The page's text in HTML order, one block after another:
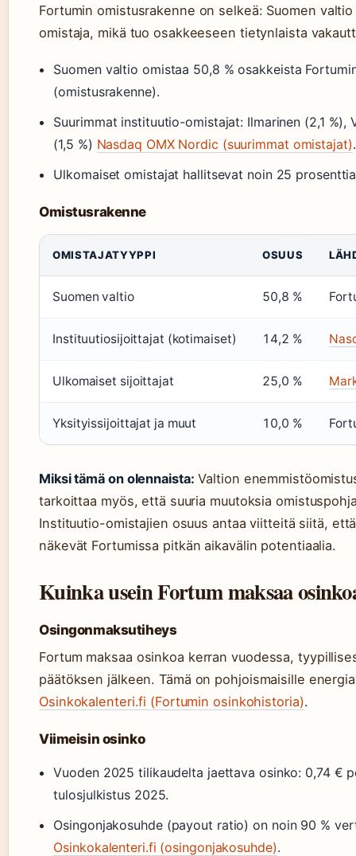
Fortumin omistusrakenne on selkeä: Suomen
omistaja, mikä tuo osakkeeseen tietynlaista
Suomen valtio omistaa 50,8 % osakkeista
(omistusrakenne).
Suurimmat instituutio-omistajat: Ilmarinen (2,1 %),
(1,5 %) Nasdaq OMX Nordic (suurimmat omistajat).
Ulkomaiset omistajat hallitsevat noin 25
Omistusrakenne
OMISTAJATYYPPI OSUUS
Suomen valtio 50,8 %
Instituutiosijoittajat (kotimaiset) 14,2 %
Ulkomaiset sijoittajat 25,0 %
Yksityissijoittajat ja muut 10,0 %
Miksi tämä on olennaista: Valtion
tarkoittaa myös, että suuria muutoksia
Instituutio-omistajien osuus antaa viitteitä siitä,
näkevät Fortumissa pitkän aikavälin potentiaalia.
Kuinka usein Fortum maksaa
Osingonmaksutiheys
Fortum maksaa osinkoa kerran vuodessa,
päätöksen jälkeen. Tämä on pohjoismaisille
Osinkokalenteri.fi (Fortumin osinkohistoria).
Viimeisin osinko
Vuoden 2025 tilikaudelta jaettava osinko: 0,74 €
tulosjulkistus 2025.
Osingonjakosuhde (payout ratio) on noin 90 %
Osinkokalenteri.fi (osingonjakosuhde).